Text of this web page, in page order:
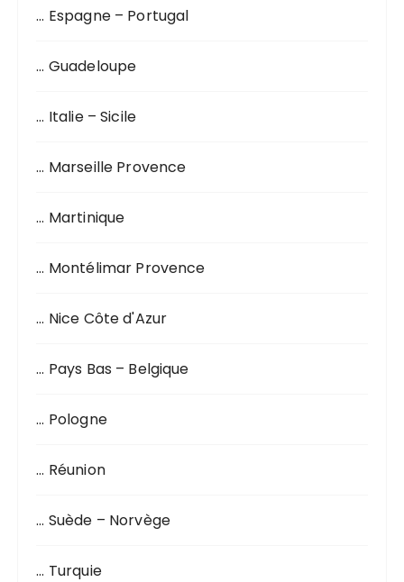
… Espagne – Portugal
… Guadeloupe
… Italie – Sicile
… Marseille Provence
… Martinique
… Montélimar Provence
… Nice Côte d'Azur
… Pays Bas – Belgique
… Pologne
… Réunion
… Suède – Norvège
… Turquie